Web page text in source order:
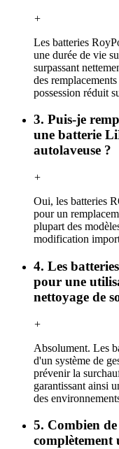
+
Les batteries
une durée de vie
surpassant
des
possession réduit
3. Puis-je
une batterie
autolaveuse ?
+
Oui, les batteries
pour un
plupart des
modification
4. Les
pour une
nettoyage de
+
Absolument. Les
d'un système de
prévenir la
garantissant ainsi
des
5. Combien
complètement